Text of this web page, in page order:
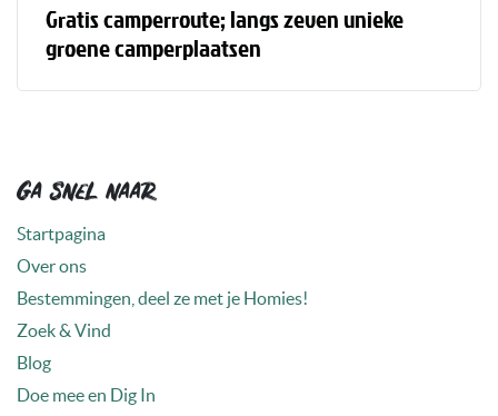
Gratis camperroute; langs zeven unieke
groene camperplaatsen
Ga snel naar
Startpagina
Over ons
Bestemmingen, deel ze met je Homies!
Zoek & Vind
Blog
Doe mee en Dig In